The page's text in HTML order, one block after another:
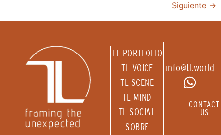
Siguiente →
TL PORTFOLIO
TL VOICE
TL SCENE
TL MIND
TL SOCIAL
SOBRE
info@tl.world
CONTACT
US